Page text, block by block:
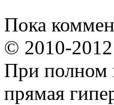
Пока
© 2010-2012
При полном
прямая